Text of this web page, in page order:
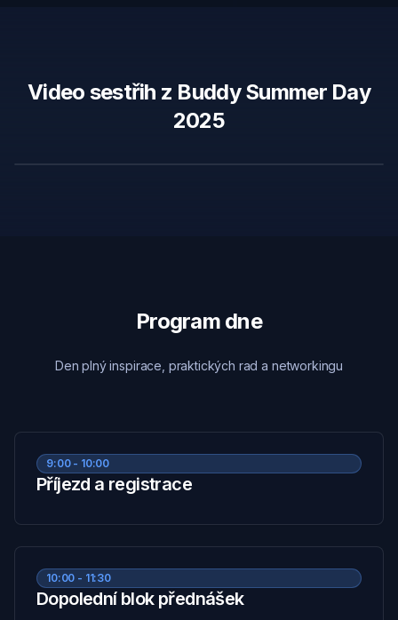
Video sestřih z Buddy Summer Day
2025
Program dne
Den plný inspirace, praktických rad a networkingu
9:00 - 10:00
Příjezd a registrace
10:00 - 11:30
Dopolední blok přednášek